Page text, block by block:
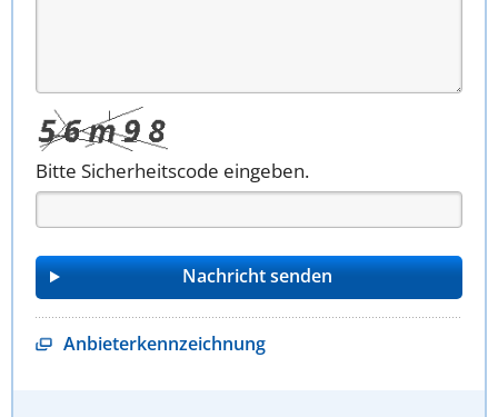
Bitte Sicherheitscode eingeben.
Anbieterkennzeichnung